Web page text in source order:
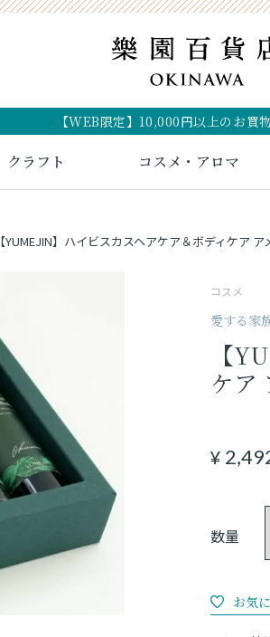
【WEB限定】10,000円以上のお買
クラフト コスメ・アロマ
【YUMEJIN】ハイビスカスヘアケア＆ボディケア
コスメ
愛する家
【
ケア
¥